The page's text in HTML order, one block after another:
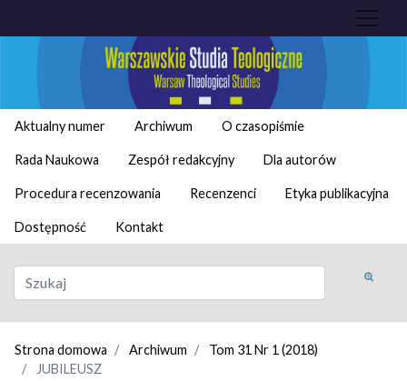
Aktualny numer Archiwum O czasopiśmie
Rada Naukowa Zespół redakcyjny Dla autorów
Procedura recenzowania Recenzenci Etyka publikacyjna
Dostępność Kontakt
Strona domowa Archiwum
Tom 31 Nr 1 (2018)
JUBILEUSZ